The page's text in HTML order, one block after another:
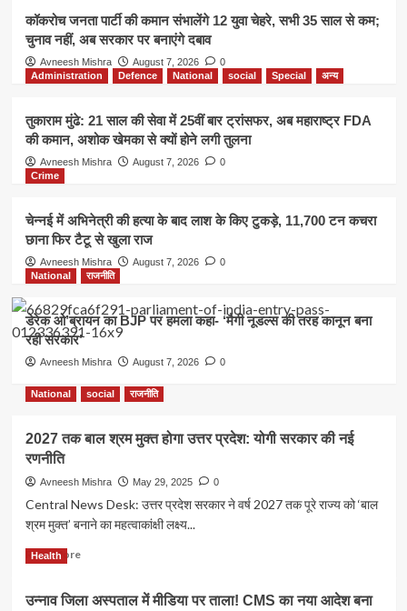
Advocacy National
40 साल बाद बोफोर्स केस पर पूर्ण विराम, सुप्रीम
कॉकरोच जनता पार्टी की कमान संभालेंगे 12 युवा
3
Special अन्य
खेमका से क्यों होने लगी तुलना
चेन्नई में अभिनेत्री की हत्या के बाद लाश के किए
टुकड़े, 11,700 टन कचरा छाना फिर टैटू से खुला
राज
5
डेरेक ओ’ब्रायन का BJP पर हमला कहा- ‘मैगी
नूडल्स की तरह कानून बना रही सरकार’
कॉकरोच जनता पार्टी की कमान संभालेंगे 12 युवा चेहरे, सभी 35 साल से कम;
चुनाव नहीं, अब सरकार पर बनाएंगे दबाव
Avneesh Mishra August 7, 2026
0
Administration
Defence National social Special अन्य
तुकाराम मुंढे: 21 साल की सेवा में 25वीं बार ट्रांसफर, अब महाराष्ट्र FDA
की कमान, अशोक खेमका से क्यों होने लगी तुलना
Avneesh Mishra August 7, 2026
0
Crime
चेन्नई में अभिनेत्री की हत्या के बाद लाश के किए टुकड़े, 11,700 टन कचरा
छाना फिर टैटू से खुला राज
Avneesh Mishra August 7, 2026
0
National
राजनीति
डेरेक ओ’ब्रायन का BJP पर हमला कहा- ‘मैगी नूडल्स की तरह कानून बना
रही सरकार’
Avneesh Mishra August 7, 2026 0
National social राजनीति
2027 तक बाल श्रम मुक्त होगा उत्तर प्रदेश: योगी सरकार की नई
रणनीति
Avneesh Mishra May 29, 2025 0
Central News Desk: उत्तर प्रदेश सरकार ने वर्ष 2027 तक पूरे राज्य को ‘बाल
श्रम मुक्त’ बनाने का महत्वाकांक्षी लक्ष्य...
Read MoreRead
2027
Health
उन्नाव जिला अस्पताल में मीडिया पर ताला! CMS का नया आदेश बना